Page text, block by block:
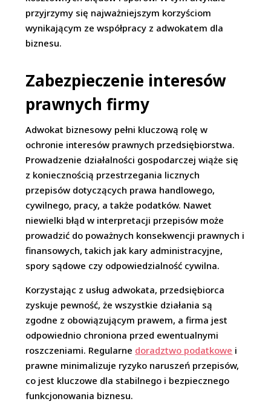
przyjrzymy się najważniejszym korzyściom
wynikającym ze współpracy z adwokatem dla
biznesu.
Zabezpieczenie interesów
prawnych firmy
Adwokat biznesowy pełni kluczową rolę w
ochronie interesów prawnych przedsiębiorstwa.
Prowadzenie działalności gospodarczej wiąże się
z koniecznością przestrzegania licznych
przepisów dotyczących prawa handlowego,
cywilnego, pracy, a także podatków. Nawet
niewielki błąd w interpretacji przepisów może
prowadzić do poważnych konsekwencji prawnych i
finansowych, takich jak kary administracyjne,
spory sądowe czy odpowiedzialność cywilna.
Korzystając z usług adwokata, przedsiębiorca
zyskuje pewność, że wszystkie działania są
zgodne z obowiązującym prawem, a firma jest
odpowiednio chroniona przed ewentualnymi
roszczeniami. Regularne doradztwo podatkowe i
prawne minimalizuje ryzyko naruszeń przepisów,
co jest kluczowe dla stabilnego i bezpiecznego
funkcjonowania biznesu.